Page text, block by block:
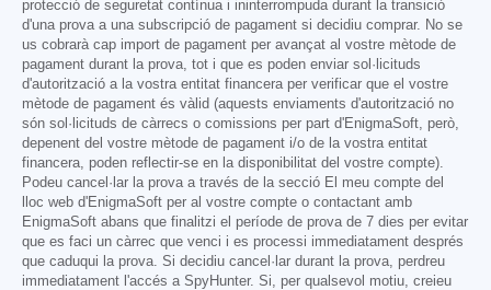
protecció de seguretat contínua i ininterrompuda durant la transició
d'una prova a una subscripció de pagament si decidiu comprar. No se
us cobrarà cap import de pagament per avançat al vostre mètode de
pagament durant la prova, tot i que es poden enviar sol·licituds
d'autorització a la vostra entitat financera per verificar que el vostre
mètode de pagament és vàlid (aquests enviaments d'autorització no
són sol·licituds de càrrecs o comissions per part d'EnigmaSoft, però,
depenent del vostre mètode de pagament i/o de la vostra entitat
financera, poden reflectir-se en la disponibilitat del vostre compte).
Podeu cancel·lar la prova a través de la secció El meu compte del
lloc web d'EnigmaSoft per al vostre compte o contactant amb
EnigmaSoft abans que finalitzi el període de prova de 7 dies per evitar
que es faci un càrrec que venci i es processi immediatament després
que caduqui la prova. Si decidiu cancel·lar durant la prova, perdreu
immediatament l'accés a SpyHunter. Si, per qualsevol motiu, creieu